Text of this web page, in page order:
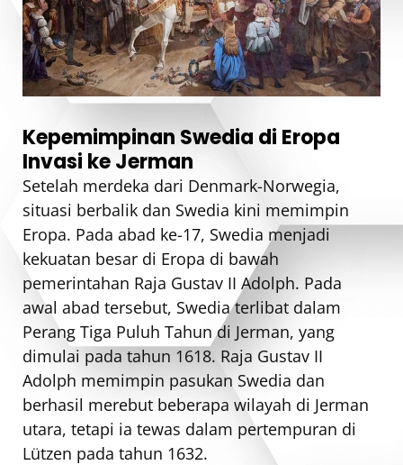
Kepemimpinan Swedia di Eropa
Invasi ke Jerman
Setelah merdeka dari Denmark-Norwegia,
situasi berbalik dan Swedia kini memimpin
Eropa. Pada abad ke-17, Swedia menjadi
kekuatan besar di Eropa di bawah
pemerintahan Raja Gustav II Adolph. Pada
awal abad tersebut, Swedia terlibat dalam
Perang Tiga Puluh Tahun di Jerman, yang
dimulai pada tahun 1618. Raja Gustav II
Adolph memimpin pasukan Swedia dan
berhasil merebut beberapa wilayah di Jerman
utara, tetapi ia tewas dalam pertempuran di
Lützen pada tahun 1632.